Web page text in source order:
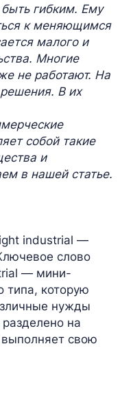
гибким. Ему
к меняющимся
малого и
Многие
не работают. На
В их
собой такие
и
в нашей статье.
industrial —
слово
— мини-
типа, которую
нужды
на
свою